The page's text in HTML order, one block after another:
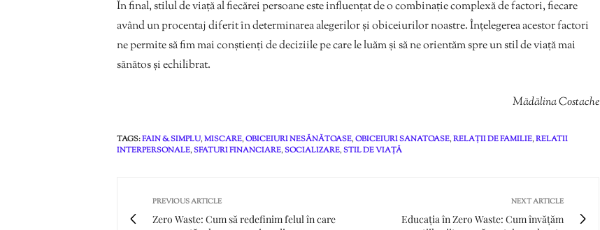
În final, stilul de viață al fiecărei persoane este influențat de o combinație complexă de factori, fiecare
având un procentaj diferit în determinarea alegerilor și obiceiurilor noastre. Înțelegerea acestor factori
ne permite să fim mai conștienți de deciziile pe care le luăm și să ne orientăm spre un stil de viață mai
sănătos și echilibrat.
Mădălina Costache
TAGS:FAIN & SIMPLU,MISCARE,OBICEIURI NESĂNĂTOASE,OBICEIURI SANATOASE,RELAȚII DE FAMILIE,RELATII
INTERPERSONALE,SFATURI FINANCIARE,SOCIALIZARE,STIL DE VIAȚĂ
PREVIOUS ARTICLE
Zero Waste: Cum să redefinim felul în care
NEXT ARTICLE
Educația în Zero Waste: Cum învățăm